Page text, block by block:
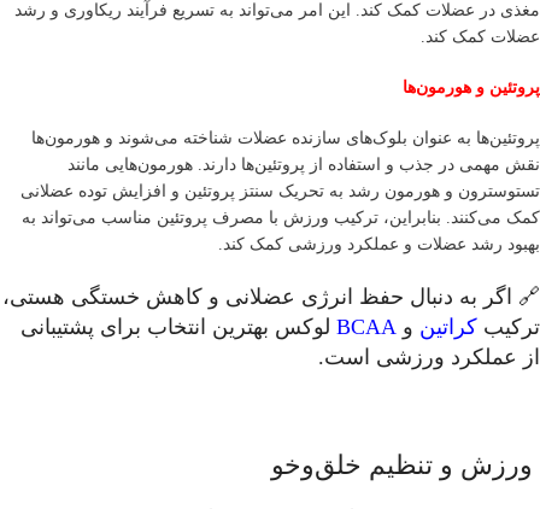
مغذی در عضلات کمک کند. این امر می‌تواند به تسریع فرآیند ریکاوری و رشد
عضلات کمک کند.
پروتئین و هورمون‌ها
پروتئین‌ها به عنوان بلوک‌های سازنده عضلات شناخته می‌شوند و هورمون‌ها
نقش مهمی در جذب و استفاده از پروتئین‌ها دارند. هورمون‌هایی مانند
تستوسترون و هورمون رشد به تحریک سنتز پروتئین و افزایش توده عضلانی
کمک می‌کنند. بنابراین، ترکیب ورزش با مصرف پروتئین مناسب می‌تواند به
بهبود رشد عضلات و عملکرد ورزشی کمک کند.
🔗 اگر به دنبال حفظ انرژی عضلانی و کاهش خستگی هستی،
ترکیب کراتین و BCAA لوکس بهترین انتخاب برای پشتیبانی
از عملکرد ورزشی است.
ورزش و تنظیم خلق‌وخو